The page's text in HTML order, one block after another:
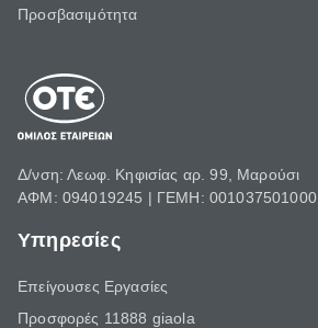
Προσβασιμότητα
Δ/νση: Λεωφ. Κηφισίας αρ. 99, Μαρούσι
ΑΦΜ: 094019245 | ΓΕΜΗ: 001037501000
Υπηρεσίες
Επείγουσες Εργασίες
Προσφορές 11888 giaola